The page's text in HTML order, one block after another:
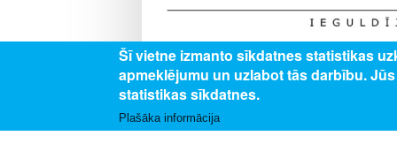
Darbības programmas “Izaugsme un
izglītojamajiem vispārējās un profesionālās
profesionālās izglītības iestādēs”.
Šī vietne izmanto sīkdatnes statistikas
apmeklējumu un uzlabot tās darbību.
statistikas sīkdatnes.
Plašāka informācija